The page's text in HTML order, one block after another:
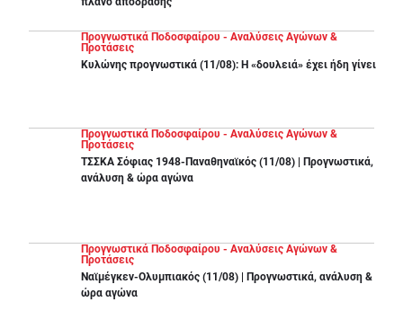
Προγνωστικά Ποδοσφαίρου - Αναλύσεις Αγώνων &
Προτάσεις
Κυλώνης προγνωστικά (11/08): Η «δουλειά» έχει ήδη γίνει
Προγνωστικά Ποδοσφαίρου - Αναλύσεις Αγώνων &
Προτάσεις
ΤΣΣΚΑ Σόφιας 1948-Παναθηναϊκός (11/08) | Προγνωστικά,
ανάλυση & ώρα αγώνα
Προγνωστικά Ποδοσφαίρου - Αναλύσεις Αγώνων &
Προτάσεις
Ναϊμέγκεν-Ολυμπιακός (11/08) | Προγνωστικά, ανάλυση &
ώρα αγώνα